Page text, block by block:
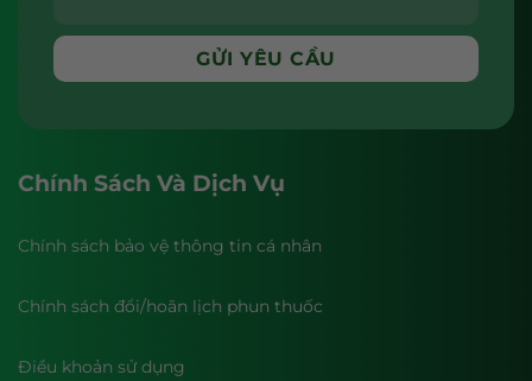
Chính Sách Và Dịch Vụ
Chính sách bảo vệ thông tin cá nhân
Chính sách đổi/hoãn lịch phun thuốc
Điều khoản sử dụng